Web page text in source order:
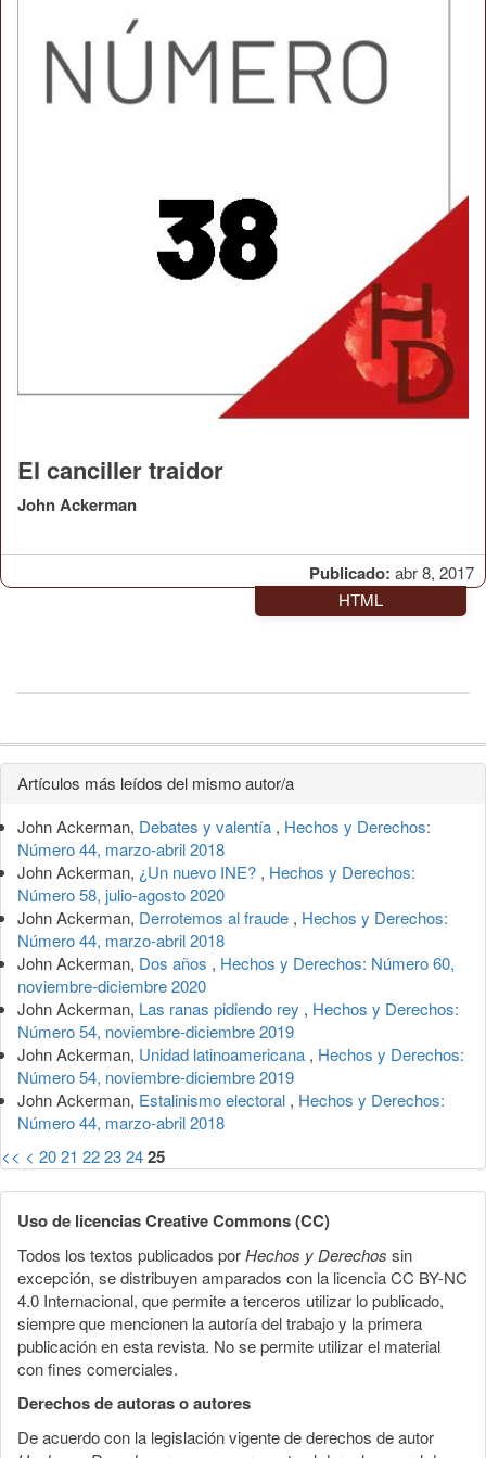
Publicado: abr 8, 2017
El canciller traidor
John Ackerman
HTML
Detalles
del
artículo
Artículos más leídos del mismo autor/a
John Ackerman, Debates y valentía , Hechos y Derechos:
Número 44, marzo-abril 2018
John Ackerman, ¿Un nuevo INE? , Hechos y Derechos:
Número 58, julio-agosto 2020
John Ackerman, Derrotemos al fraude , Hechos y Derechos:
Número 44, marzo-abril 2018
John Ackerman, Dos años , Hechos y Derechos: Número 60,
noviembre-diciembre 2020
John Ackerman, Las ranas pidiendo rey , Hechos y Derechos:
Número 54, noviembre-diciembre 2019
John Ackerman, Unidad latinoamericana , Hechos y Derechos:
Número 54, noviembre-diciembre 2019
John Ackerman, Estalinismo electoral , Hechos y Derechos:
Número 44, marzo-abril 2018
<< < 2021 22232425
Uso de licencias Creative Commons (CC)
Todos los textos publicados porHechos y Derechos sin
excepción, se distribuyen amparados con la licencia CC BY-NC
4.0 Internacional, que permite a terceros utilizar lo publicado,
siempre que mencionen la autoría del trabajo y la primera
publicación en esta revista. No se permite utilizar el material
con fines comerciales.
Derechos de autoras o autores
De acuerdo con la legislación vigente de derechos de autor